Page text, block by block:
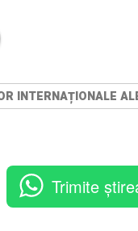
INTERNAȚIONALE
Trimite